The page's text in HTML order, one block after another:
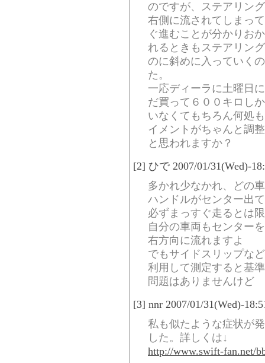
のですが、ステアリン
右側に流されてしまっ
ぐ進むことが分かりお
れるときもステアリン
のに斜めに入っていく
た。
一応ディーラに土曜日
だ買って６００キロし
いなくてもちろん何処
イメントがちゃんと調
と思われますか？
[2] ひで 2007/01/31(Wed)-
多かれ少なかれ、どの
ハンドルがセンター出
必ずまっすぐ走るとは
自分の車両もセンター
右方向に流れますよ
でもサイドスリップな
利用して測定すると基
問題はありませんけど
[3] nnr 2007/01/31(Wed)-
私も似たような症状が
した。詳しくは↓
http://www.swift-fan.net/